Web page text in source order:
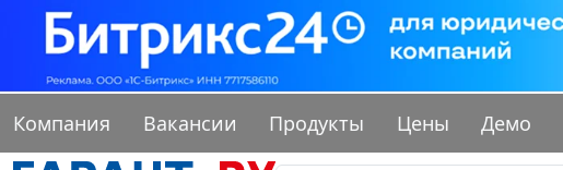
Компания Вакансии Продукты Цены Демо